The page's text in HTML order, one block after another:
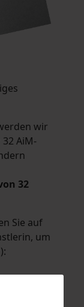
wir
AiM-
32
Sie auf
um